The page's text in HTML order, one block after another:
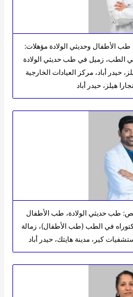
الأطفال وحديثي الولادة مؤهلات:
الطب، زميل في طب حديثي الولادة
أباد، مركز العيادات الخارجية
هيلز، حيدر أباد
طب حديثي الولادة، طب الأطفال
في الطب (طب الأطفال)، زمالة
كير، مدينة هايتك، حيدر أباد